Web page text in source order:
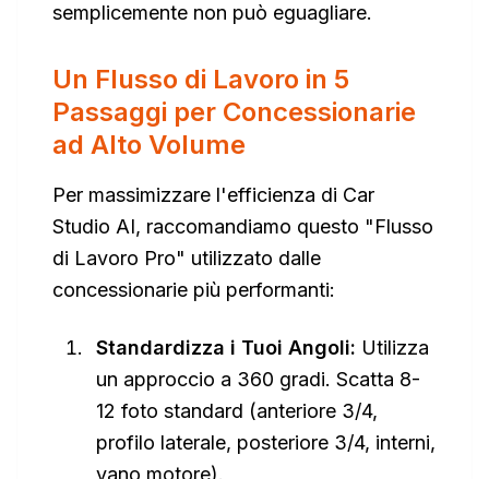
semplicemente non può eguagliare.
Un Flusso di Lavoro in 5
Passaggi per Concessionarie
ad Alto Volume
Per massimizzare l'efficienza di Car
Studio AI, raccomandiamo questo "Flusso
di Lavoro Pro" utilizzato dalle
concessionarie più performanti:
Standardizza i Tuoi Angoli: Utilizza
un approccio a 360 gradi. Scatta 8-
12 foto standard (anteriore 3/4,
profilo laterale, posteriore 3/4, interni,
vano motore).